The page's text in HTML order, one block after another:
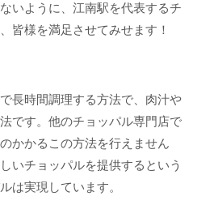
いように、江南駅を代表するチ
皆様を満足させてみせます！
長時間調理する方法で、肉汁や
です。他のチョッパル専門店で
かかるこの方法を行えません
いチョッパルを提供するという
は実現しています。